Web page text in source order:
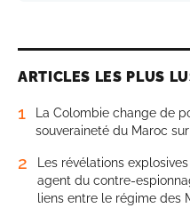
ARTICLES LES PLUS
1
La Colombie change de
souveraineté du Maroc
2
Les révélations
agent du contre-
liens entre le régime des